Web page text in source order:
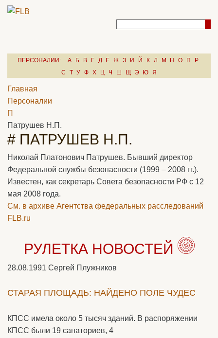
ПЕРСОНАЛИИ: А Б В Г Д Е Ж З И Й К Л М Н О П
Р
С
Т У Ф Х Ц Ч Ш Щ Э Ю Я
Главная
Персоналии
П
Патрушев Н.П.
# ПАТРУШЕВ Н.П.
Николай Платонович Патрушев. Бывший директор
Федеральной службы безопасности (1999 – 2008 гг.).
Известен, как секретарь Совета безопасности РФ с 12
мая 2008 года.
См. в архиве Агентства федеральных расследований
FLB.ru
РУЛЕТКА НОВОСТЕЙ
28.08.1991 Сергей Плужников
СТАРАЯ ПЛОЩАДЬ: НАЙДЕНО ПОЛЕ ЧУДЕС
КПСС имела около 5 тысяч зданий. В распоряжении
КПСС были 19 санаториев, 4